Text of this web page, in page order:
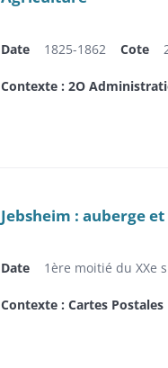
Date 1825-1862 Cote
Contexte : 2O
Jebsheim : auberge
Date 1ère moitié du XXe
Contexte : Cartes Postales